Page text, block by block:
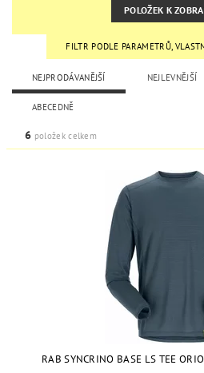
POLOŽEK K
FILTR PODLE PARAMETRŮ,
NEJPRODÁVANĚJŠÍ NEJLEVNĚJŠÍ
ABECEDNĚ
6 položek celkem
RAB SYNCRINO BASE LS TEE